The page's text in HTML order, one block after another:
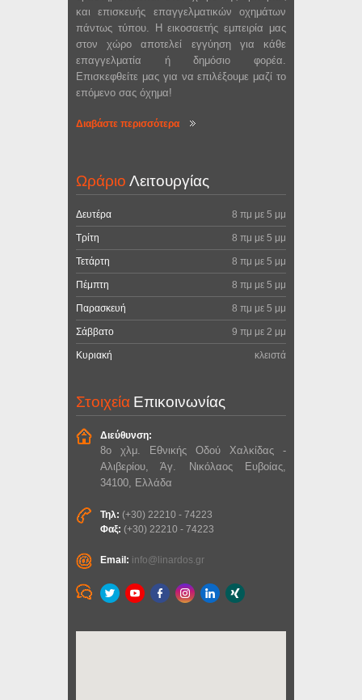
και επισκευής επαγγελματικών οχημάτων
πάντως τύπου. Η εικοσαετής εμπειρία μας
στον χώρο αποτελεί εγγύηση για κάθε
επαγγελματία ή δημόσιο φορέα.
Επισκεφθείτε μας για να επιλέξουμε μαζί το
επόμενο σας όχημα!
Διαβάστε περισσότερα
ΩράριοΛειτουργίας
Δευτέρα 8 πμ με 5 μμ
Τρίτη 8 πμ με 5 μμ
Τετάρτη 8 πμ με 5 μμ
Πέμπτη 8 πμ με 5 μμ
Παρασκευή 8 πμ με 5 μμ
Σάββατο 9 πμ με 2 μμ
Κυριακή κλειστά
ΣτοιχείαΕπικοινωνίας
Διεύθυνση:
8ο χλμ. Εθνικής Οδού Χαλκίδας -
Αλιβερίου, Άγ. Νικόλαος Ευβοίας,
34100, Ελλάδα
Τηλ: (+30) 22210 - 74223
Φαξ: (+30) 22210 - 74223
Email: info@linardos.gr